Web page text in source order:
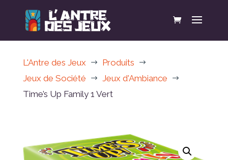
L'Antre des Jeux $ Produits $
Jeux de Société $ Jeux d'Ambiance $
Time’s Up Family 1 Vert